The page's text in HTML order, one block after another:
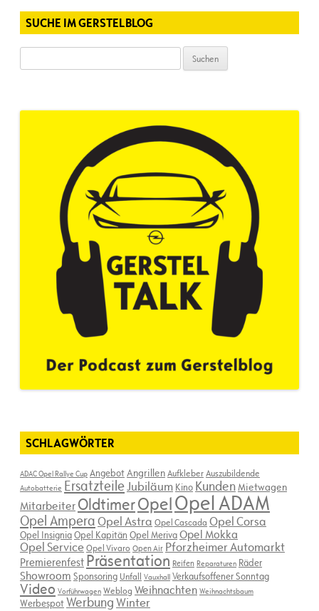
SUCHE IM GERSTELBLOG
nach:
SCHLAGWÖRTER
ADAC Opel Rallye Cup AngebotAngrillenAufkleberAuszubildende
Autobatterie ErsatzteileJubiläum Kino KundenMietwagen
Mitarbeiter OldtimerOpelOpel ADAM
Opel AmperaOpel Astra Opel Cascada Opel Corsa
Opel InsigniaOpel Kapitän Opel MerivaOpel Mokka
Opel ServiceOpel Vivaro Open Air Pforzheimer Automarkt
Premierenfest Präsentation Reifen Reparaturen Räder
Showroom Sponsoring Unfall Vauxhall Verkaufsoffener Sonntag
Video Vorführwagen Weblog Weihnachten Weihnachtsbaum
WerbespotWerbungWinter